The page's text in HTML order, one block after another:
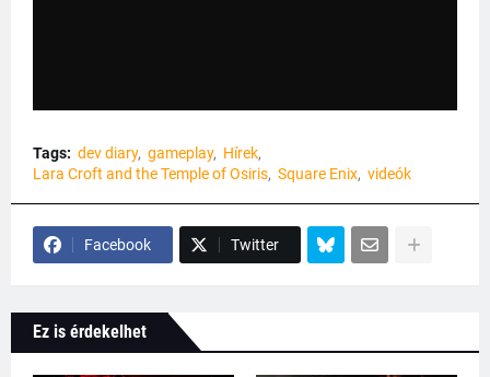
Tags: dev diary gameplay
Hírek
Lara Croft and the Temple of Osiris Square Enix videók
Facebook Twitter
Ez is érdekelhet